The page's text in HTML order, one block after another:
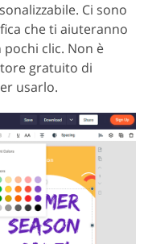
Ci sono
che ti aiuteranno
clic. Non è
gratuito di
usarlo.